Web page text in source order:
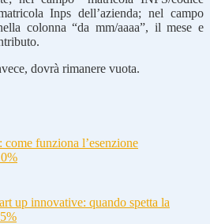
Inps dell’azienda; nel campo
colonna “da mm/aaaa”, il mese e
dovrà rimanere vuota.
funziona l’esenzione
up innovative: quando spetta la